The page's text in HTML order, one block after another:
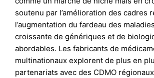
soutenu par l’amélioration des cadres
l’augmentation du fardeau des
croissante de génériques et de
abordables. Les fabricants de
multinationaux explorent de plus en
partenariats avec des CDMO